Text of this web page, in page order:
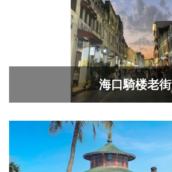
海口騎楼老街